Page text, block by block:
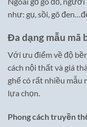
như: gụ, sồi, gõ
Đa dạng mẫu mã
Với ưu điểm về độ
cách nội thất và giá
ghế có rất nhiều mẫu
lựa chọn.
Phong cách truyền